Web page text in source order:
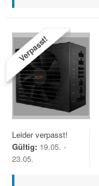
Verpasst!
Leider verpasst!
Gültig: 19.05. -
23.05.